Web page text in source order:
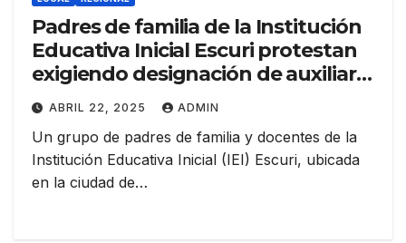
Padres de familia de la Institución
Educativa Inicial Escuri protestan
exigiendo designación de auxiliar
de educación
ABRIL 22, 2025 ADMIN
Un grupo de padres de familia y docentes de la
Institución Educativa Inicial (IEI) Escuri, ubicada
en la ciudad de…